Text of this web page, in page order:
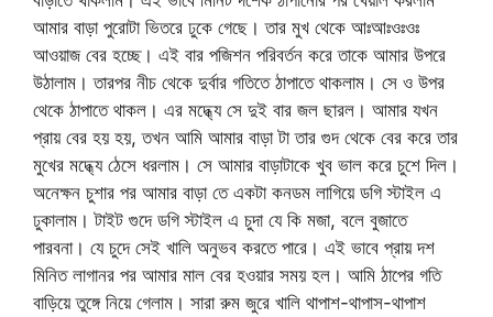
আমার বাড়া পুরোটা ভিতরে ঢুকে গেছে। তার মুখ থেকে আঃআঃওঃওঃ
আওয়াজ বের হচ্ছে। এই বার পজিশন পরিবর্তন করে তাকে আমার উপরে
উঠালাম। তারপর নীচ থেকে দুর্বার গতিতে ঠাপাতে থাকলাম। সে ও উপর
থেকে ঠাপাতে থাকল। এর মদ্ধ্যে সে দুই বার জল ছারল। আমার যখন
প্রায় বের হয় হয়, তখন আমি আমার বাড়া টা তার গুদ থেকে বের করে তার
মুখের মদ্ধ্যে ঠেসে ধরলাম। সে আমার বাড়াটাকে খুব ভাল করে চুশে দিল।
অনেক্ষন চুশার পর আমার বাড়া তে একটা কনডম লাগিয়ে ডগি স্টাইল এ
ঢুকালাম। টাইট গুদে ডগি স্টাইল এ চুদা যে কি মজা, বলে বুজাতে
পারবনা। যে চুদে সেই খালি অনুভব করতে পারে। এই ভাবে প্রায় দশ
মিনিত লাগানর পর আমার মাল বের হওয়ার সময় হল। আমি ঠাপের গতি
বাড়িয়ে তুঙ্গে নিয়ে গেলাম। সারা রুম জুরে খালি থাপাশ-থাপাস-থাপাশ